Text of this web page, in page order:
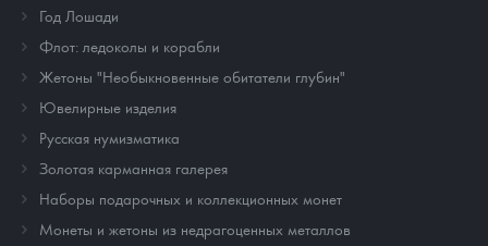
Год Лошади
Флот: ледоколы и корабли
Жетоны "Необыкновенные обитатели глубин"
Ювелирные изделия
Русская нумизматика
Золотая карманная галерея
Наборы подарочных и коллекционных монет
Монеты и жетоны из недрагоценных металлов